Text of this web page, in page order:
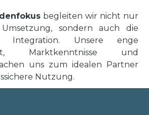
begleiten wir nicht nur
sondern auch die
Integration. Unsere enge
Marktkenntnisse und
uns zum idealen Partner
Nutzung.